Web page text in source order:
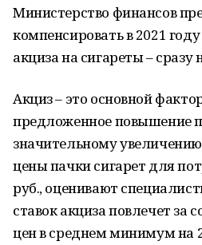
Министерство финансов
компенсировать в 2021
акциза на сигареты – сразу
Акциз – это основной
предложенное повышение
значительному
цены пачки сигарет для
руб., оценивают
ставок акциза повлечет за
цен в среднем минимум на